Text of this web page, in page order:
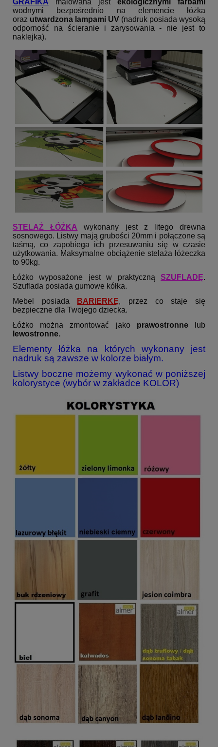
wodnymi bezpośrednio na elemencie łóżka
oraz utwardzona lampami UV (nadruk posiada wysoką
odporność na ścieranie i zarysowania - nie jest to
naklejka).
STELAŻ ŁÓŻKA wykonany jest z litego drewna
sosnowego. Listwy mają grubości 20mm i połączone są
taśmą, co zapobiega ich przesuwaniu się w czasie
użytkowania. Maksymalne obciążenie stelaża łóżeczka
to 90kg.
Łóżko wyposażone jest w praktyczną SZUFLAD Ę.
Szuflada posiada gumowe kółka.
Mebel posiada
BARIERKĘ, przez co staje się
bezpieczne dla Twojego dziecka.
Łóżko można zmontować jako prawostronnelub
lewostronne.
Elementy łóżka na których wykonany jest
nadruk są zawsze w kolorze białym.
Listwy boczne możemy wykonać w poniższej
kolorystyce (wybór w zakładce KOLOR)